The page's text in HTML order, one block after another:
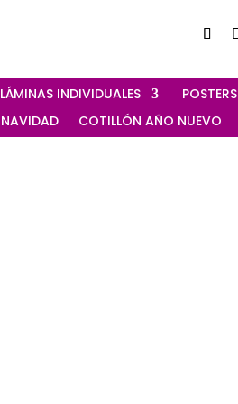
‎ LÁMINAS INDIVIDUALES ‎ POSTERS
NAVIDAD ‎COTILLÓN AÑO NUEVO